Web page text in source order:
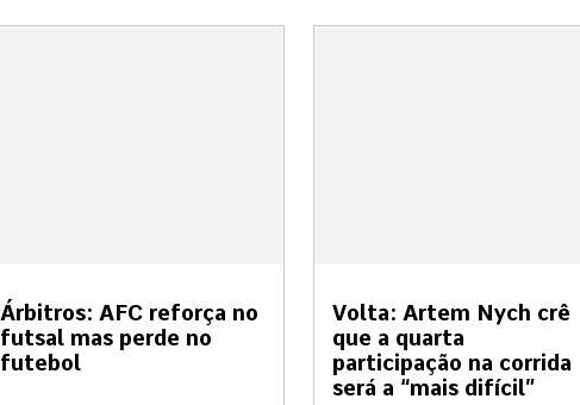
Árbitros: AFC reforça no
futsal mas perde no
futebol
Volta: Artem Nych crê
que a quarta
participação na corrida
será a “mais difícil”